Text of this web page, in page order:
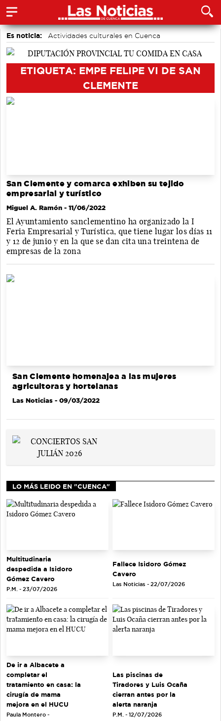
Es noticia:
Actividades culturales en Cuenca
Auditorio de Cuenca
ETIQUETA: EMPE FELIPE VI DE SAN
CLEMENTE
San Clemente y comarca exhiben su tejido
empresarial y turístico
Miguel A. Ramón - 11/06/2022
El Ayuntamiento sanclementino ha organizado la I
Feria Empresarial y Turística, que tiene lugar los días 11
y 12 de junio y en la que se dan cita una treintena de
empresas de la zona
San Clemente homenajea a las mujeres
agricultoras y hortelanas
Las Noticias - 09/03/2022
LO MÁS LEIDO EN "CUENCA"
Multitudinaria
despedida a Isidoro
Gómez Cavero
P.M. - 23/07/2026
Fallece Isidoro Gómez
Cavero
Las Noticias - 22/07/2026
De ir a Albacete a
completar el
tratamiento en casa: la
cirugía de mama
mejora en el HUCU
Paula Montero -
Las piscinas de
Tiradores y Luis Ocaña
cierran antes por la
alerta naranja
P.M. - 12/07/2026